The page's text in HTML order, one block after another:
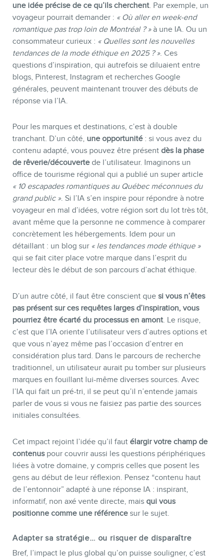
une idée précise de ce qu’ils cherchent. Par exemple, un
voyageur pourrait demander : « Où aller en week-end
romantique pas trop loin de Montréal ? »à une IA. Ou un
consommateur curieux : « Quelles sont les nouvelles
tendances de la mode éthique en 2025 ? ». Ces
questions d’inspiration, qui autrefois se diluaient entre
blogs, Pinterest, Instagram et recherches Google
générales, peuvent maintenant trouver des débuts de
réponse via l’IA.
Pour les marques et destinations, c’est à double
tranchant. D’un côté, une opportunité : si vous avez du
contenu adapté, vous pouvez être présent dès la phase
de rêverie/découverte de l’utilisateur. Imaginons un
office de tourisme régional qui a publié un super article
« 10 escapades romantiques au Québec méconnues du
grand public ». Si l’IA s’en inspire pour répondre à notre
voyageur en mal d’idées, votre région sort du lot très tôt,
avant même que la personne ne commence à comparer
concrètement les hébergements. Idem pour un
détaillant : un blog sur « les tendances mode éthique »
qui se fait citer place votre marque dans l’esprit du
lecteur dès le début de son parcours d’achat éthique.
D’un autre côté, il faut être conscient que si vous n’êtes
pas présent sur ces requêtes larges d’inspiration, vous
pourriez être écarté du processus en amont. Le risque,
c’est que l’IA oriente l’utilisateur vers d’autres options et
que vous n’ayez même pas l’occasion d’entrer en
considération plus tard. Dans le parcours de recherche
traditionnel, un utilisateur aurait pu tomber sur plusieurs
marques en fouillant lui-même diverses sources. Avec
l’IA qui fait un pré-tri, il se peut qu’il n’entende jamais
parler de vous si vous ne faisiez pas partie des sources
initiales consultées.
Cet impact rejoint l’idée qu’il faut élargir votre champ de
contenuspour couvrir aussi les questions périphériques
liées à votre domaine, y compris celles que posent les
gens au début de leur réflexion. Pensez “contenu haut
de l’entonnoir” adapté à une réponse IA : inspirant,
informatif, non axé vente directe, mais qui vous
positionne comme une référence sur le sujet.
Adapter sa stratégie… ou risquer de disparaître
Bref, l’impact le plus global qu’on puisse souligner, c’est